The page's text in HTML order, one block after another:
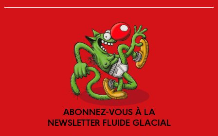
ABONNEZ-VOUS À LA
NEWSLETTER FLUIDE GLACIAL